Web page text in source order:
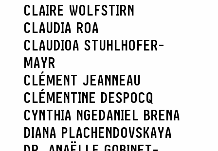
CLAIRE WOLFSTIRN
CLAUDIA ROA
CLAUDIOA STUHLHOFER-
MAYR
CLÉMENT JEANNEAU
CLÉMENTINE DESPOCQ
CYNTHIA NGEDANIEL BRENA
DIANA PLACHENDOVSKAYA